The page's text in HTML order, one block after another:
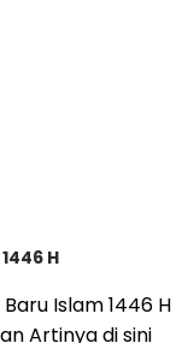
H
Islam 1446 H
Artinya di sini